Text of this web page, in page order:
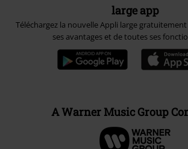
large app
Téléchargez la nouvelle Appli large
ses avantages et de toutes ses
A Warner Music Group